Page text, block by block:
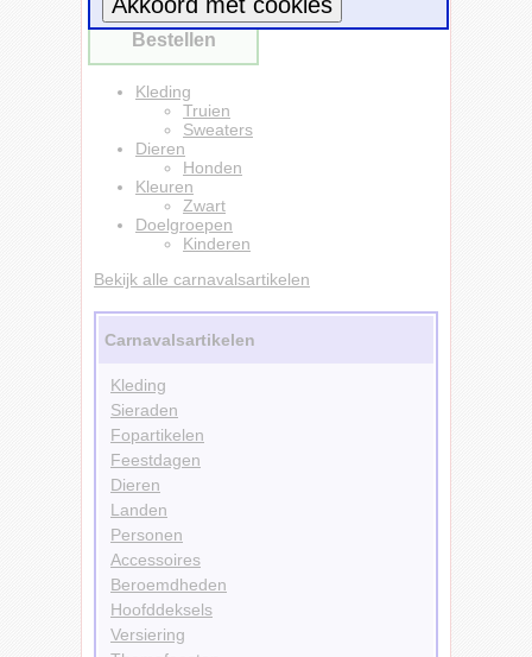
Bestellen
Kleding
Truien
Sweaters
Dieren
Honden
Kleuren
Zwart
Doelgroepen
Kinderen
Bekijk alle carnavalsartikelen
Carnavalsartikelen
Kleding
Sieraden
Fopartikelen
Feestdagen
Dieren
Landen
Personen
Accessoires
Beroemdheden
Hoofddeksels
Versiering
Meer informatie